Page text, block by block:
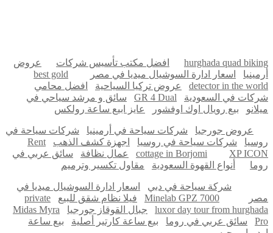
hurghada quad biking افضل مكتب تأسيس شركات
عروض
أرمينيا
اسعار ادارة السوشيال ميديا في مصر
best gold
detector in the world
عروض تركيا السياحية
افضل محامي
شركات في السعودية
GR 4 Dual
سائق و مرشد سياحي في
ميلانو
بيع رويال اوك اوفشور عايز ابيع ساعة رولكس
عروض جورجيا شركات سياحة في أرمينيا
شركات سياحة في
روسيا
شركات سياحة في روسيا اجهزة كشف الذهب
Rent
cottage in Borjomi
XP ICON عمال نظافة
سائق عربي في
روما
أنواع القهوة السعودية مقاول تكسير وترميم
شركة سياحة في دبي
اسعار ادارة السوشيال ميديا في
مصر
Minelab GPZ 7000 فيلا نظام شقق للبيع
private
luxor day tour from hurghada
جبال القوقاز جورجيا
Midas Myra
Pro
سائق عربي في روما بيع ساعة كارتير أصلية
بيع ساعة